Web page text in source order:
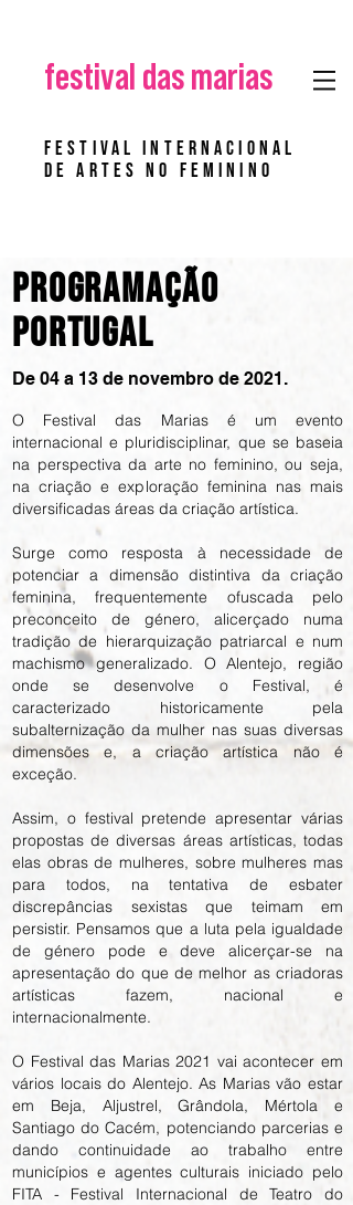
festival das marias
Festival Internacional
de Artes no Feminino
programação
portugal
De 04 a 13 de novembro de 2021.
O Festival das Marias é um evento
internacional e pluridisciplinar, que se baseia
na perspectiva da arte no feminino, ou seja,
na criação e exploração feminina nas mais
diversificadas áreas da criação artística.
Surge como resposta à necessidade de
potenciar a dimensão distintiva da criação
feminina, frequentemente ofuscada pelo
preconceito de género, alicerçado numa
tradição de hierarquização patriarcal e num
machismo generalizado. O Alentejo, região
onde se desenvolve o Festival, é
caracterizado historicamente pela
subalternização da mulher nas suas diversas
dimensões e, a criação artística não é
exceção.
Assim, o festival pretende apresentar várias
propostas de diversas áreas artísticas, todas
elas obras de mulheres, sobre mulheres mas
para todos, na tentativa de esbater
discrepâncias sexistas que teimam em
persistir. Pensamos que a luta pela igualdade
de género pode e deve alicerçar-se na
apresentação do que de melhor as criadoras
artísticas fazem, nacional e
internacionalmente.
O Festival das Marias 2021 vai acontecer em
vários locais do Alentejo. As Marias vão estar
em Beja, Aljustrel, Grândola, Mértola e
Santiago do Cacém, potenciando parcerias e
dando continuidade ao trabalho entre
municípios e agentes culturais iniciado pelo
FITA - Festival Internacional de Teatro do